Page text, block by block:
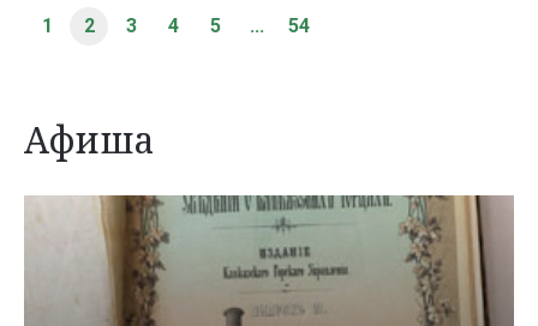
1 2 3 4 5 ... 54
Афиша